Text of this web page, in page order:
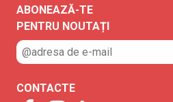
ABONEAZĂ-TE
PENTRU NOUTAȚI
CONTACTE